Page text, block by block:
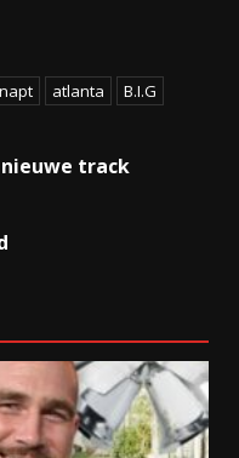
atlanta B.I.G
track